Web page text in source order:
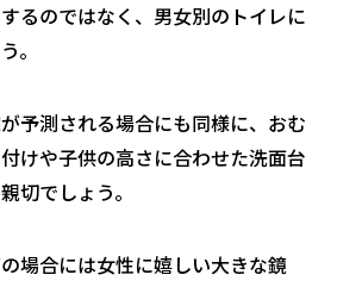
るのではなく、男女別のトイレに
。
予測される場合にも同様に、おむ
けや子供の高さに合わせた洗面台
切でしょう。
場合には女性に嬉しい大きな鏡